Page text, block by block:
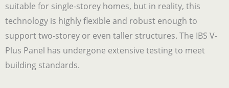
suitable for single-storey homes, but in reality, this
technology is highly flexible and robust enough to
support two-storey or even taller structures. The IBS V-
Plus Panel has undergone extensive testing to meet
building standards.